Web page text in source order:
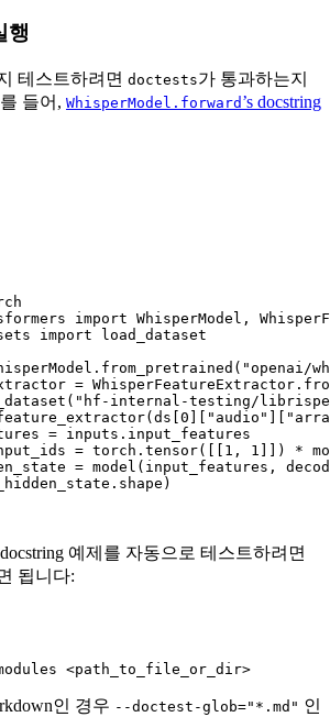
행
테스트하려면 doctests가 통과하는지
들어, WhisperModel.forward ’s docstring
import WhisperModel,
import load_dataset
=
internal-testing/
= inputs.input_features
= torch.tensor([[1, 1]]) *
= model(input_features,
예제를 자동으로 테스트하려면
됩니다:
<path_to_file_or_dir>
인 경우 --doctest-glob="*.md" 인